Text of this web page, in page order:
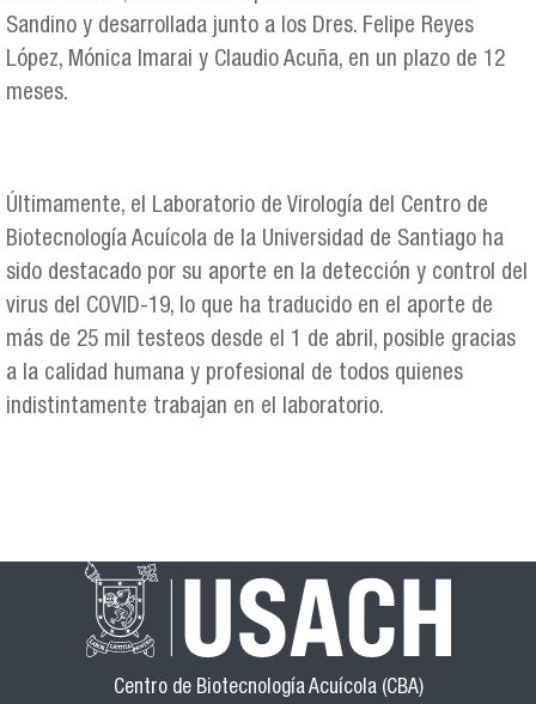
Sandino y desarrollada junto a los Dres. Felipe Reyes
López, Mónica Imarai y Claudio Acuña, en un plazo de 12
meses.
Últimamente, el Laboratorio de Virología del Centro de
Biotecnología Acuícola de la Universidad de Santiago ha
sido destacado por su aporte en la detección y control del
virus del COVID-19, lo que ha traducido en el aporte de
más de 25 mil testeos desde el 1 de abril, posible gracias
a la calidad humana y profesional de todos quienes
indistintamente trabajan en el laboratorio.
Centro de Biotecnología Acuícola (CBA)